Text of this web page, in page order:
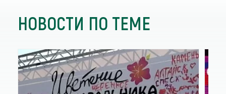
НОВОСТИ ПО ТЕМЕ